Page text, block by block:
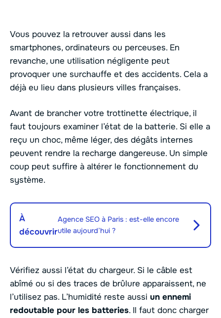
Vous pouvez la retrouver aussi dans les
smartphones, ordinateurs ou perceuses. En
revanche, une utilisation négligente peut
provoquer une surchauffe et des accidents. Cela a
déjà eu lieu dans plusieurs villes françaises.
Avant de brancher votre trottinette électrique, il
faut toujours examiner l’état de la batterie. Si elle a
reçu un choc, même léger, des dégâts internes
peuvent rendre la recharge dangereuse. Un simple
coup peut suffire à altérer le fonctionnement du
système.
À
découvrir
Agence SEO à Paris : est-elle encore
utile aujourd’hui ?
Vérifiez aussi l’état du chargeur. Si le câble est
abîmé ou si des traces de brûlure apparaissent, ne
l’utilisez pas. L’humidité reste aussi un ennemi
redoutable pour les batteries. Il faut donc charger